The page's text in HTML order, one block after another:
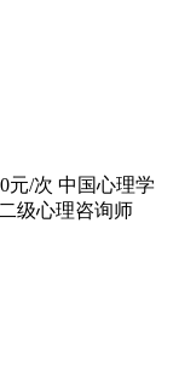
元/次 中国心理学
级心理咨询师